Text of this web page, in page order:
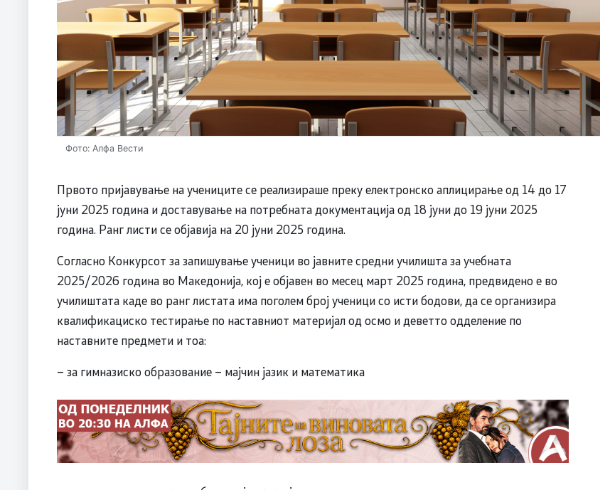
Фото: Алфа Вести
Првото пријавување на учениците се реализираше преку електронско аплицирање од 14 до 17
јуни 2025 година и доставување на потребната документација од 18 јуни до 19 јуни 2025
година. Ранг листи се објавија на 20 јуни 2025 година.
Согласно Конкурсот за запишување ученици во јавните средни училишта за учебната
2025/2026 година во Македонија, кој е објавен во месец март 2025 година, предвидено е во
училиштата каде во ранг листата има поголем број ученици со исти бодови, да се организира
квалификациско тестирање по наставниот материјал од осмо и деветто одделение по
наставните предмети и тоа:
– за гимназиско образование – мајчин јазик и математика